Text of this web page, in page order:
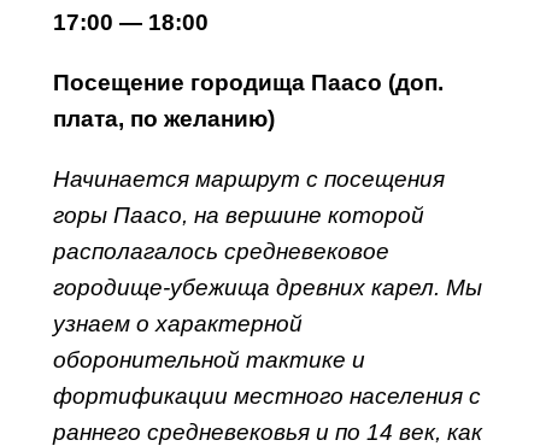
17:00 — 18:00
Посещение городища Паасо (доп.
плата, по желанию)
Начинается маршрут с посещения
горы Паасо, на вершине которой
располагалось средневековое
городище-убежища древних карел. Мы
узнаем о характерной
оборонительной тактике и
фортификации местного населения с
раннего средневековья и по 14 век, как